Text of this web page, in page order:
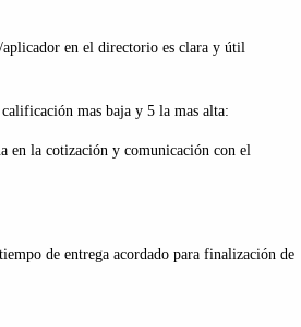
en el directorio es clara y útil
mas baja y 5 la mas alta:
en la cotización y comunicación con el
de entrega acordado para finalización de